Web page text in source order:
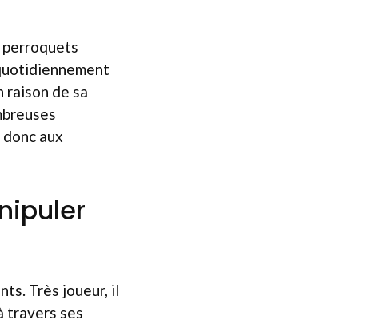
perroquets
de sa
aux
Très joueur, il
travers ses